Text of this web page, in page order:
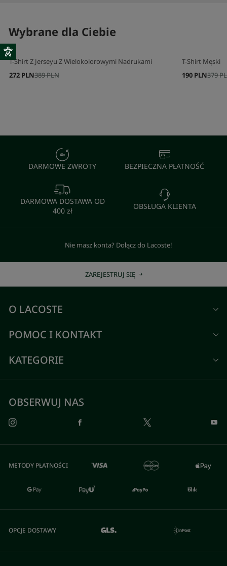
Wybrane dla Ciebie
T-Shirt Z Jerseyu Z Wielokolorowymi Nadrukami
389 PLN
272 PLN
T-Shirt Męski
379
190 PLN
DARMOWE ZWROTY BEZPIECZNA PŁATNOŚĆ
DARMOWA DOSTAWA OD
400 zł
OBSŁUGA KLIENTA
Nie masz konta? Dołącz do Lacoste!
ZAREJESTRUJ SIĘ
O LACOSTE
POMOC I KONTAKT
KATEGORIE
OBSERWUJ NAS
METODY PŁATNOŚCI
OPCJE DOSTAWY